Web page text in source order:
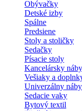
Obývačky
Detské izby
Spálne
Predsiene
Stoly a stoličky
Sedačky
Písacie stoly
Kancelársky
Vešiaky a
Univerzálny
Sedacie vaky
Bytový textil